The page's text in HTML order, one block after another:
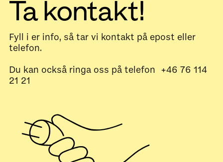
Ta kontakt!
Fyll i er info, så tar vi kontakt på epost eller
telefon.
Du kan också ringa oss på telefon +46 76 114
21 21